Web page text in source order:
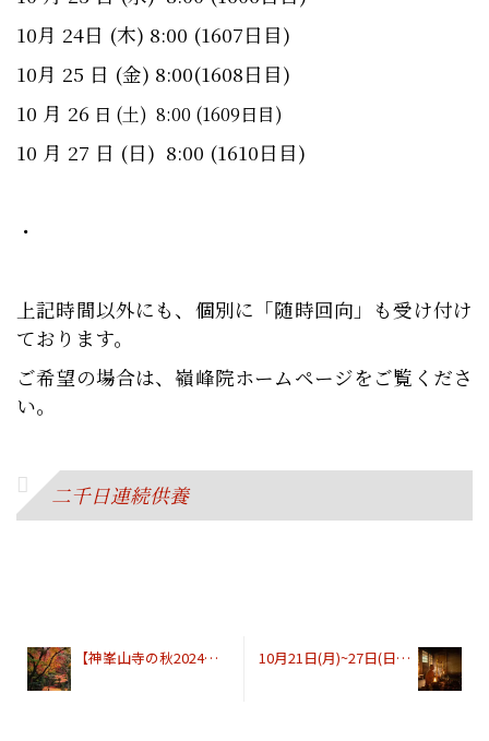
10月 24日 (木) 8:00 (1607日目)
10月 25 日 (金) 8:00(1608日目)
10 月 26 日 (土) 8:00 (1609日目)
10 月 27 日 (日) 8:00 (1610日目)
・
上記時間以外にも、個別に「随時回向」も受け付け
ております。
ご希望の場合は、嶺峰院ホームページをご覧くださ
い。
二千日連続供養
【神峯山寺の秋2024】紅葉狩り&護摩供連続五千日満行 詳細公開しました 10月21日(月)~27日(日)化城院「毘沙門不動護摩」開始時間